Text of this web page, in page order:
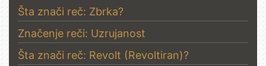
Šta znači reč: Zbrka?
Značenje reči: Uzrujanost
Šta znači reč: Revolt (Revoltiran)?